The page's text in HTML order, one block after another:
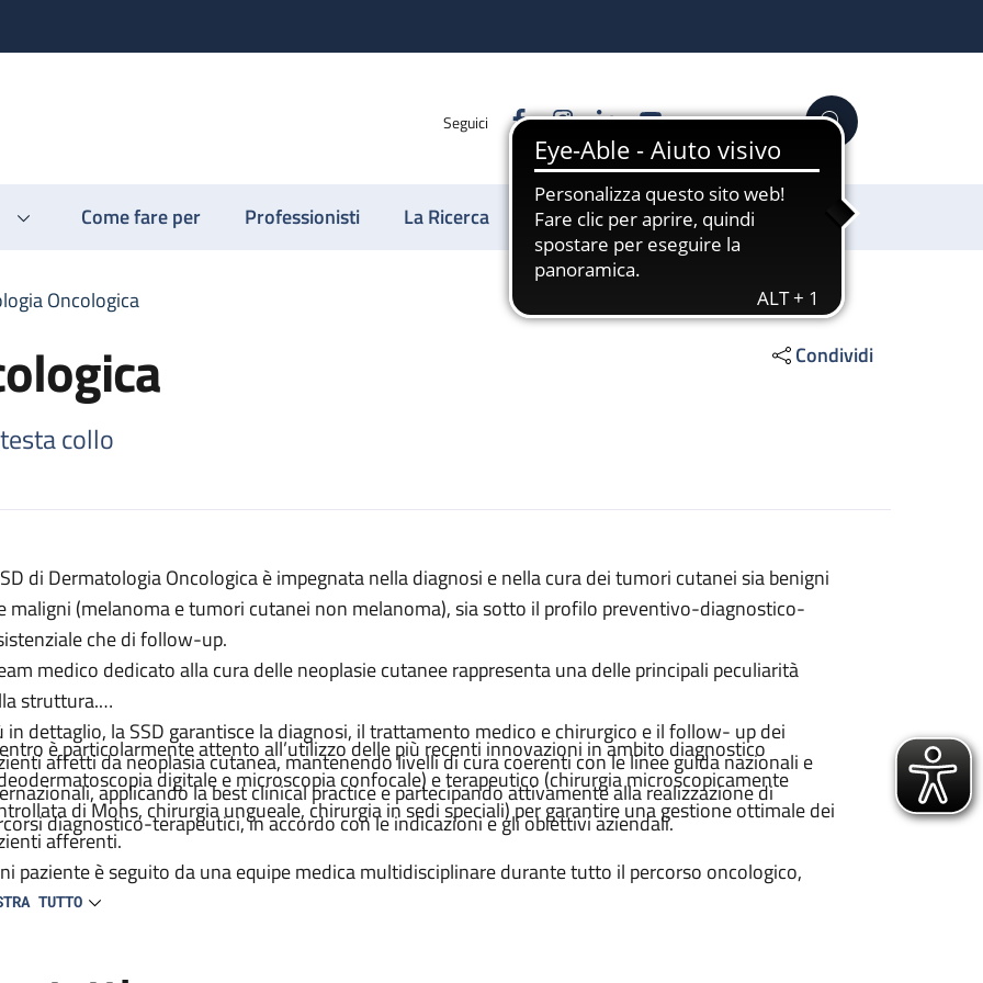
Seguici FacebookInstagram
LinkedinYouTube Cerca
Come fare per Professionisti La Ricerca Sostienici
Oncologica
collo
Condividi
di Dermatologia Oncologica è impegnata nella diagnosi e nella cura dei tumori cutanei sia benigni
maligni (melanoma e tumori cutanei non melanoma), sia sotto il profilo preventivo-diagnostico-
che di follow-up.
medico dedicato alla cura delle neoplasie cutanee rappresenta una delle principali peculiarità
struttura.
in dettaglio, la SSD garantisce la diagnosi, il trattamento medico e chirurgico e il follow- up dei
affetti da neoplasia cutanea, mantenendo livelli di cura coerenti con le linee guida nazionali e
applicando la best clinical practice e partecipando attivamente alla realizzazione di
diagnostico-terapeutici, in accordo con le indicazioni e gli obiettivi aziendali.
è particolarmente attento all’utilizzo delle più recenti innovazioni in ambito diagnostico
digitale e microscopia confocale) e terapeutico (chirurgia microscopicamente
di Mohs, chirurgia ungueale, chirurgia in sedi speciali) per garantire una gestione ottimale dei
afferenti.
paziente è seguito da una equipe medica multidisciplinare durante tutto il percorso oncologico,
una continuità di assistenza nelle diverse fasi del trattamento.
TUTTO